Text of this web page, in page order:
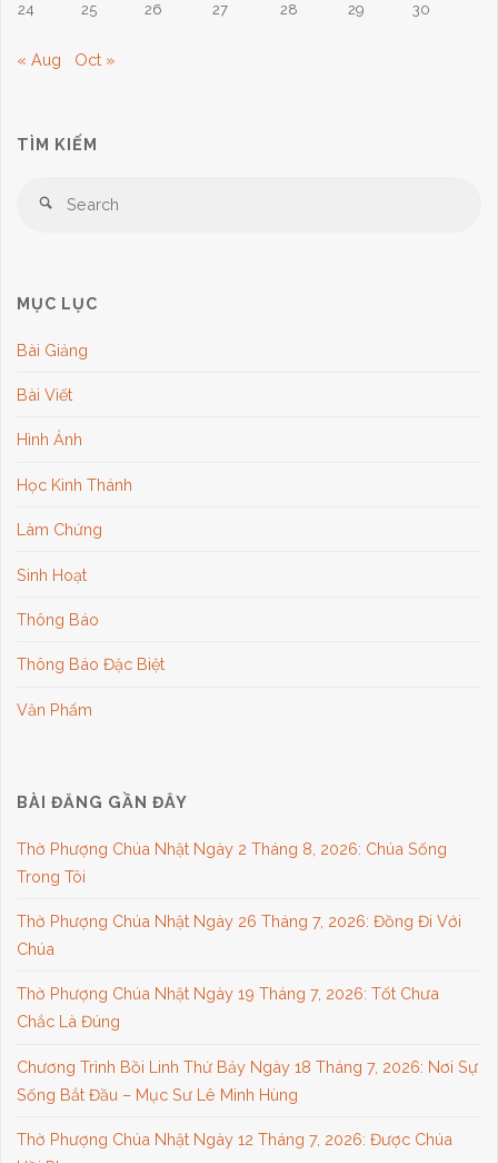
24
25 26 27 28 29 30
« Aug Oct »
TÌM KIẾM
Search
MỤC LỤC
Bài Giảng
Bài Viết
Hình Ảnh
Học Kinh Thánh
Làm Chứng
Sinh Hoạt
Thông Báo
Thông Báo Đặc Biệt
Văn Phẩm
BÀI ĐĂNG GẦN ĐÂY
Thờ Phượng Chúa Nhật Ngày 2 Tháng 8, 2026: Chúa Sống
Trong Tôi
Thờ Phượng Chúa Nhật Ngày 26 Tháng 7, 2026: Đồng Đi Với
Chúa
Thờ Phượng Chúa Nhật Ngày 19 Tháng 7, 2026: Tốt Chưa
Chắc Là Đúng
Chương Trình Bồi Linh Thứ Bảy Ngày 18 Tháng 7, 2026: Nơi Sự
Sống Bắt Đầu – Mục Sư Lê Minh Hùng
Thờ Phượng Chúa Nhật Ngày 12 Tháng 7, 2026: Được Chúa